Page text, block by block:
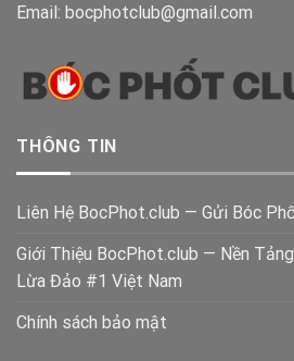
Email: bocphotclub@gmail.com
THÔNG TIN
Liên Hệ BocPhot.club — Gửi Bóc
Giới Thiệu BocPhot.club — Nền
Lừa Đảo #1 Việt Nam
Chính sách bảo mật